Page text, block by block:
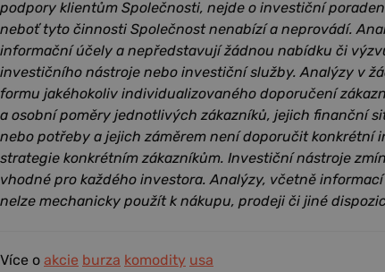
podpory klientům Společnosti, nejde o investiční
neboť tyto činnosti Společnost nenabízí a neprovádí.
informační účely a nepředstavují žádnou nabídku či
investičního nástroje nebo investiční služby. Analýzy v
formu jakéhokoliv individualizovaného doporučení
a osobní poměry jednotlivých zákazníků, jejich finanční
nebo potřeby a jejich záměrem není doporučit konkrétní
strategie konkrétním zákazníkům. Investiční nástroje
vhodné pro každého investora. Analýzy, včetně
nelze mechanicky použít k nákupu, prodeji či jiné
Více o akcie burza komodity usa